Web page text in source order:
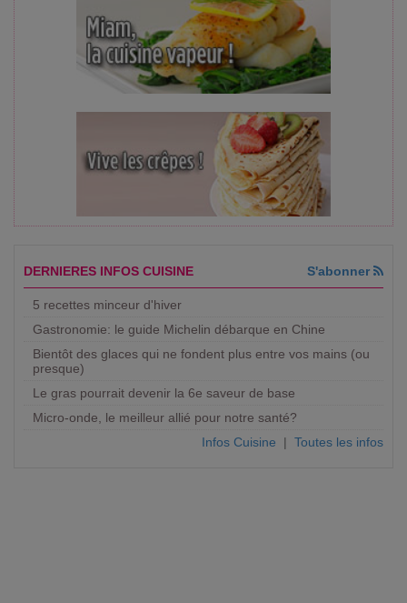
DERNIERES INFOS CUISINE S'abonner
5 recettes minceur d'hiver
Gastronomie: le guide Michelin débarque en Chine
Bientôt des glaces qui ne fondent plus entre vos mains (ou
presque)
Le gras pourrait devenir la 6e saveur de base
Micro-onde, le meilleur allié pour notre santé?
Infos Cuisine | Toutes les infos